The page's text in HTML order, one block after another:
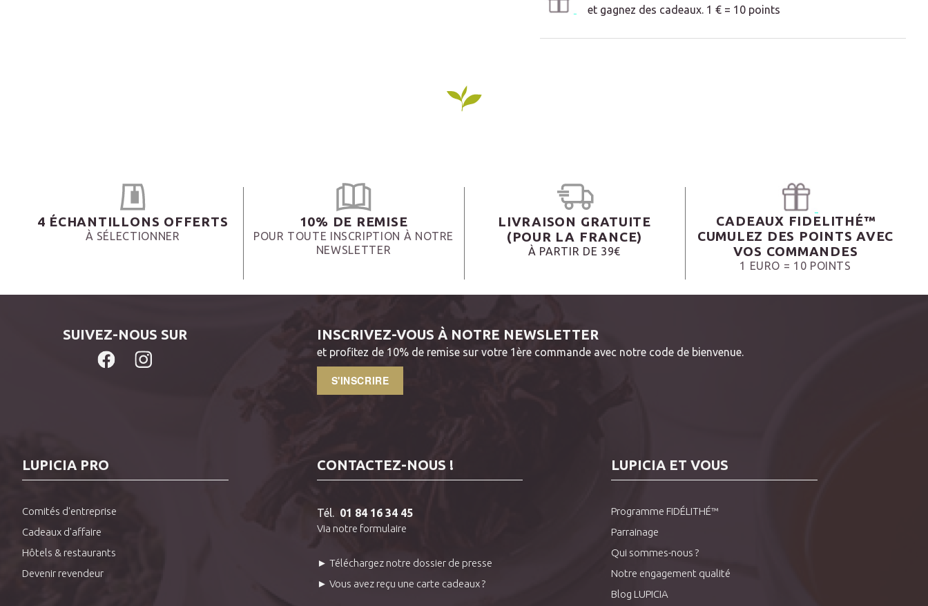
et gagnez des cadeaux. 1 € = 10 points
4 ÉCHANTILLONS OFFERTS
À SÉLECTIONNER
10% DE REMISE
POUR TOUTE INSCRIPTION À NOTRE
NEWSLETTER
LIVRAISON GRATUITE
(POUR LA FRANCE)
À PARTIR DE 39€
CADEAUX FIDELITHÉ™
CUMULEZ DES POINTS AVEC
VOS COMMANDES
1 EURO = 10 POINTS
SUIVEZ-NOUS SUR INSCRIVEZ-VOUS À NOTRE NEWSLETTER
et profitez de 10% de remise sur votre 1ère commande avec notre code de bienvenue.
S'INSCRIRE
LUPICIA PRO
Comités d'entreprise
Cadeaux d'affaire
Hôtels & restaurants
Devenir revendeur
CONTACTEZ-NOUS !
Tél. 01 84 16 34 45
Via notre formulaire
► Téléchargez notre dossier de presse
► Vous avez reçu une carte cadeaux ?
LUPICIA ET VOUS
Programme FIDÉLITHÉ™
Parrainage
Qui sommes-nous ?
Notre engagement qualité
Blog LUPICIA